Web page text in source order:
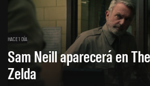
HACE 1 DÍA
Sam Neill aparecerá en
Zelda